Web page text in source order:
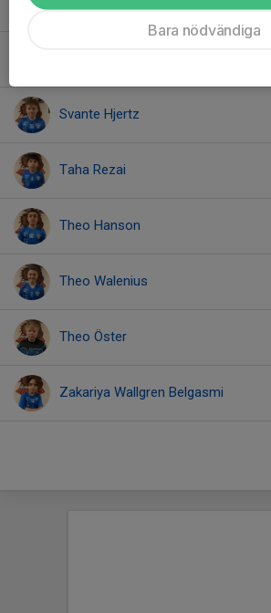
Svante Hjertz
Taha Rezai
Theo Hanson
Theo Walenius
Theo Öster
Zakariya Wallgren Belgasmi
Bara nödvändiga